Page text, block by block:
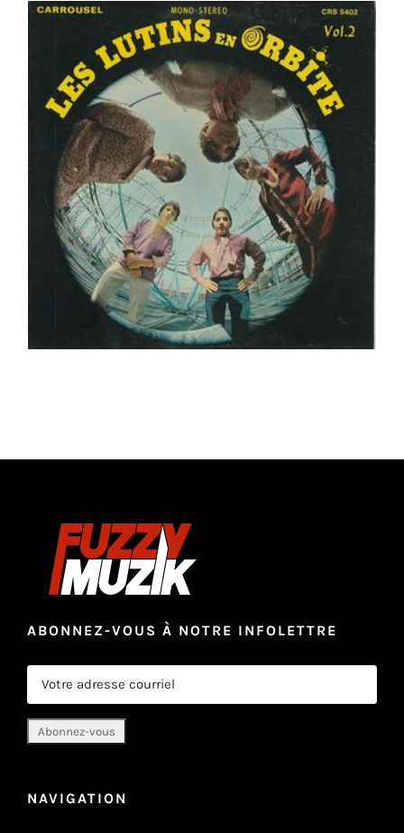
Les Lutins – Les Lutins En Orbite – Vol.2 LP _ Orig.
Can. 1968
Ajouter au panier Détails
ABONNEZ-VOUS À NOTRE INFOLETTRE
NAVIGATION